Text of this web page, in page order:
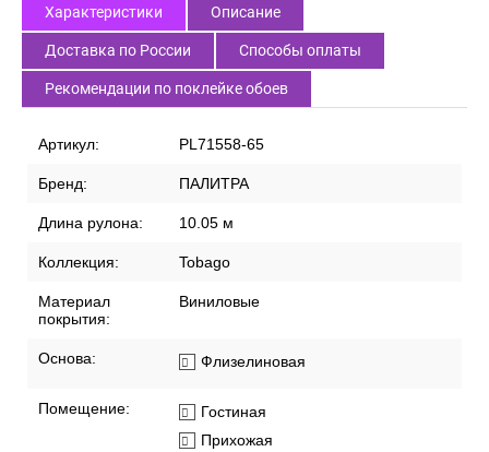
Характеристики Описание
Доставка по России Способы оплаты
Рекомендации по поклейке обоев
Артикул: PL71558-65
Бренд: ПАЛИТРА
Длина рулона: 10.05 м
Коллекция: Tobago
Материал
покрытия:
Виниловые
Основа: Флизелиновая
Помещение:
Гостиная
Прихожая